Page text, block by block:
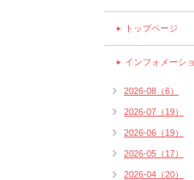
トップページ
インフォメーシ
2026-08（6）
2026-07（19）
2026-06（19）
2026-05（17）
2026-04（20）